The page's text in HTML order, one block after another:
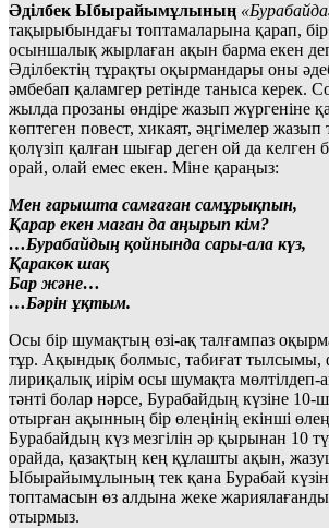
Әділбек Ыбырайымұлының
тақырыбындағы топтамаларына қарап, бір
осыншалық жырлаған ақын барма екен
Әділбектің тұрақты оқырмандары оны
әмбебап қаламгер ретінде таныса керек.
жылда прозаны өндіре жазып жүргеніне
көптеген повест, хикаят, әңгімелер жазып
қолүзіп қалған шығар деген ой да келген
орай, олай емес екен. Міне қараңыз:
Мен ғарышта самғаған самұрықпын,
Қарар екен маған да аңырып кім?
…Бурабайдың қойнында сары-ала күз,
Қаракөк шақ
Бар және…
…Бәрін ұқтым.
Осы бір шумақтың өзі-ақ талғампаз
тұр. Ақындық болмыс, табиғат тылсымы,
лириқалық иірім осы шумақта мөлтілдеп-
тәнті болар нәрсе, Бурабайдың күзіне 10-
отырған ақынның бір өлеңінің екінші
Бурабайдың күз мезгілін әр қырынан 10
орайда, қазақтың кең құлашты ақын,
Ыбырайымұлының тек қана Бурабай
топтамасын өз алдына жеке
отырмыз.